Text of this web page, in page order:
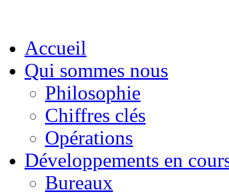
Accueil
Qui sommes nous
Philosophie
Chiffres clés
Opérations
Développements en
Bureaux